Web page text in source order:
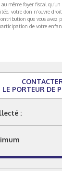
même foyer fiscal
votre don n’ouvre
que vous avez
de votre
LE PORTEUR DE
: